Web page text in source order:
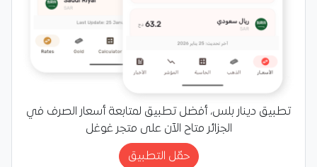
تطبيق دينار بلس، أفضل تطبيق لمتابعة أسعار الصرف في
الجزائر متاح الآن على متجر غوغل
حمّل التطبيق